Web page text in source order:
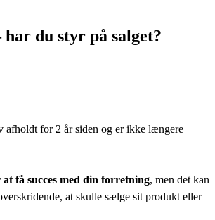
du styr på salget?
afholdt for 2 år siden og er ikke længere
få succes med din forretning, men det kan
at skulle sælge sit produkt eller